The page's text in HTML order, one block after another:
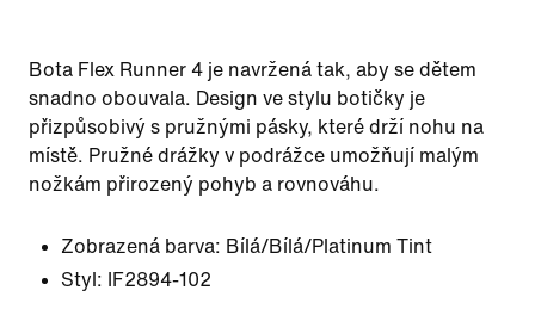
Bota Flex Runner 4 je navržená tak, aby se dětem
snadno obouvala. Design ve stylu botičky je
přizpůsobivý s pružnými pásky, které drží nohu na
místě. Pružné drážky v podrážce umožňují malým
nožkám přirozený pohyb a rovnováhu.
Zobrazená barva: Bílá/Bílá/Platinum Tint
Styl:
IF2894-102